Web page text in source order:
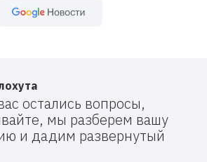
остались вопросы,
мы разберем вашу
и дадим развернутый